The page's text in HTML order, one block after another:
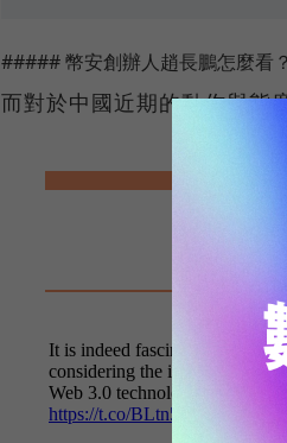
##### 幣安創辦人趙長鵬怎麼看？
而對於中國近期的動作與態
「北京